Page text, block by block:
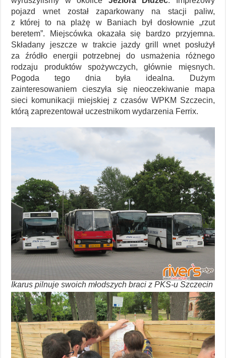
pojazd wnet został zaparkowany na stacji paliw,
z której to na plażę w Baniach był dosłownie „rzut
beretem”. Miejscówka okazała się bardzo przyjemna.
Składany jeszcze w trakcie jazdy grill wnet posłużył
za źródło energii potrzebnej do usmażenia różnego
rodzaju produktów spożywczych, głównie mięsnych.
Pogoda tego dnia była idealna. Dużym
zainteresowaniem cieszyła się nieoczekiwanie mapa
sieci komunikacji miejskiej z czasów WPKM Szczecin,
którą zaprezentował uczestnikom wydarzenia Ferrix.
Ikarus pilnuje swoich młodszych braci z PKS-u Szczecin